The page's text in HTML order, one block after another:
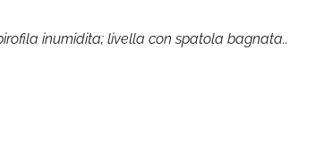
inumidita; livella con spatola bagnata..